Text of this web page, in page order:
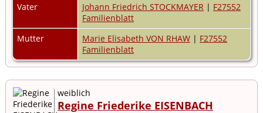
Vater Johann Friedrich STOCKMAYER | F27552
Familienblatt
Mutter
Marie Elisabeth VON RHAW | F27552
Familienblatt
weiblich
Regine Friederike EISENBACH